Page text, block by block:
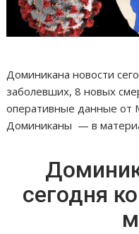
Доминикана новости
заболевших, 8 новых
оперативные данные от
Доминиканы — в
сегодня